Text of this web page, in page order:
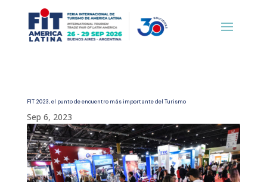
FIT 2023, el punto de encuentro más importante del Turismo
Sep 6, 2023